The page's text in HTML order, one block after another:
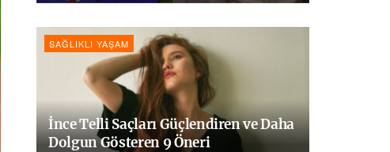
SAĞLIKLI YAŞAM
İnce Telli Saçları Güçlendiren ve Daha
Dolgun Gösteren 9 Öneri